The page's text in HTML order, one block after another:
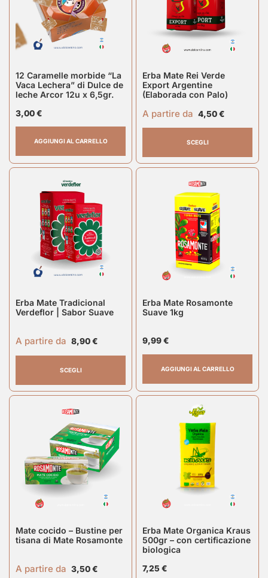
12 Caramelle morbide “La
Vaca Lechera” di Dulce de
leche Arcor 12u x 6,5gr.
3,00€
AGGIUNGI AL CARRELLO
Erba Mate Rei Verde
Export Argentine
(Elaborada con Palo)
A partire da 4,50€
SCEGLI
Erba Mate Tradicional
Verdeflor | Sabor Suave
A partire da 8,90€
SCEGLI
Erba Mate Rosamonte
Suave 1kg
9,99€
AGGIUNGI AL CARRELLO
Mate cocido – Bustine per
tisana di Mate Rosamonte
A partire da 3,50€
Erba Mate Organica Kraus
500gr – con certificazione
biologica
7,25 €